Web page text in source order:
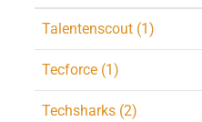
Talentenscout (1)
Tecforce (1)
Techsharks (2)